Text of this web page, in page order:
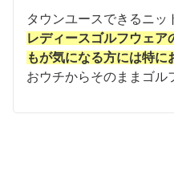
タウンユースできるニッ
レディースゴルフウェア
もが気になる方には特に
おウチからそのままゴル